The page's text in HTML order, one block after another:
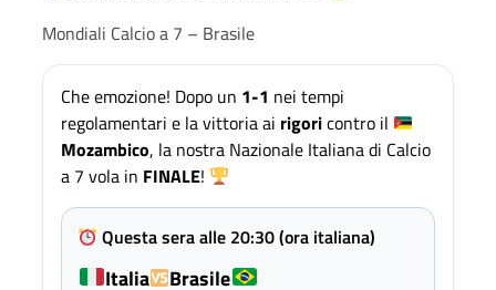
Mondiali Calcio a 7 – Brasile
Che emozione! Dopo un 1-1 nei tempi
regolamentari e la vittoria ai rigoricontro il
Mozambico, la nostra Nazionale Italiana di Calcio
a 7 vola in FINALE!
Questa sera alle 20:30 (ora italiana)
Italia Brasile